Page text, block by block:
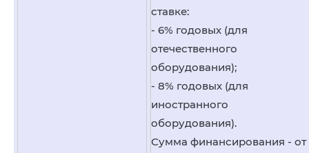
ставке:
- 6% годовых (для
отечественного
оборудования);
- 8% годовых (для
иностранного
оборудования).
Сумма финансирования - от